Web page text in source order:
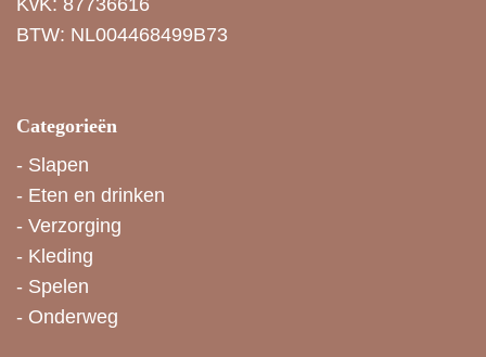
BTW: NL004468499B73
Categorieën
- Slapen
- Eten en drinken
- Verzorging
- Kleding
- Spelen
- Onderweg